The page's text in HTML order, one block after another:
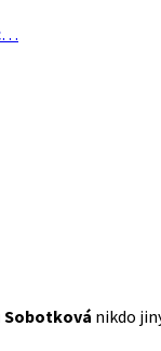
Sobotková nikdo